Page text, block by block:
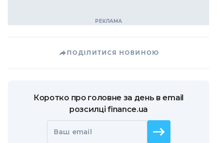
ПОДІЛИТИСЯ НОВИНОЮ
Коротко про головне за день в email
розсилці finance.ua
Ваш email